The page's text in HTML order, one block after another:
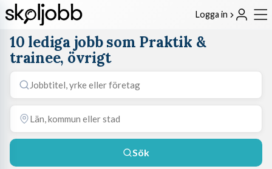
Logga in
10 lediga jobb som Praktik &
trainee, övrigt
Sök